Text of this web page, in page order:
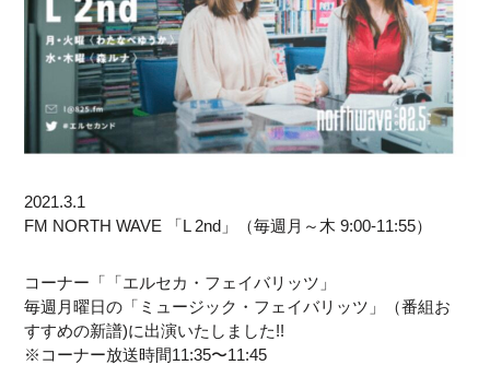
2021.3.1
FM NORTH WAVE 「L 2nd」（毎週月～木 9:00-11:55）
コーナー「「エルセカ・フェイバリッツ」
毎週月曜日の「ミュージック・フェイバリッツ」（番組お
すすめの新譜)に出演いたしました!!
※コーナー放送時間11:35〜11:45